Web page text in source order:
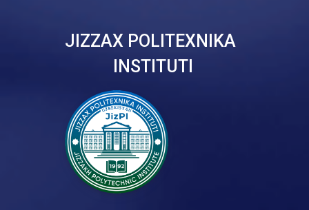
JIZZAX POLITEXNIKA
INSTITUTI